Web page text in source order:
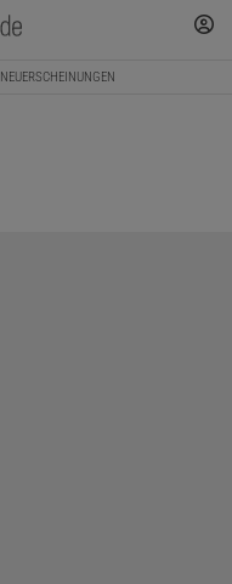
NEUERSCHEINUNGEN